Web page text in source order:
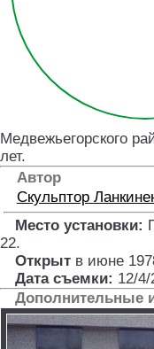
Медвежьегорского
лет.
Автор
Скульптор
Место установки:
22.
Открыт в июне
Дата съемки: 12/
Дополнительные